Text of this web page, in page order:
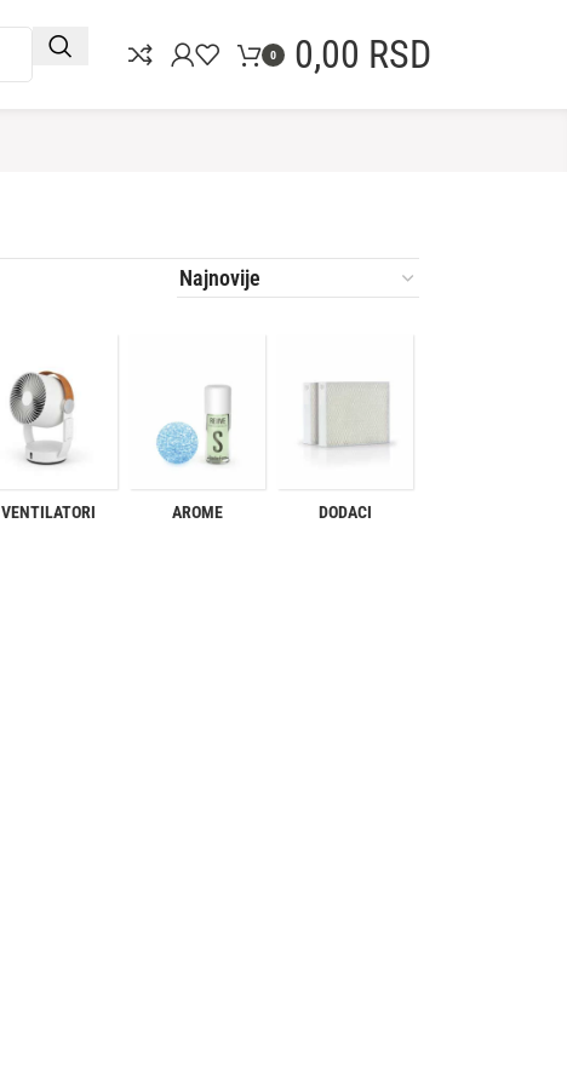
0 0,00 RSD
VENTILATORI AROME DODACI